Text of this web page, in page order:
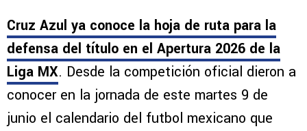
Cruz Azul ya conoce la hoja de ruta para la
defensa del título en el Apertura 2026 de la
Liga MX. Desde la competición oficial dieron a
conocer en la jornada de este martes 9 de
junio el calendario del futbol mexicano que